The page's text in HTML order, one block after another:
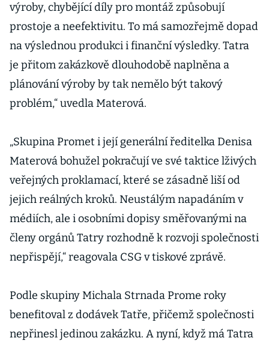
výroby, chybějící díly pro montáž způsobují
prostoje a neefektivitu. To má samozřejmě dopad
na výslednou produkci i finanční výsledky. Tatra
je přitom zakázkově dlouhodobě naplněna a
plánování výroby by tak nemělo být takový
problém,“ uvedla Materová.
„Skupina Promet i její generální ředitelka Denisa
Materová bohužel pokračují ve své taktice lživých
veřejných proklamací, které se zásadně liší od
jejich reálných kroků. Neustálým napadáním v
médiích, ale i osobními dopisy směřovanými na
členy orgánů Tatry rozhodně k rozvoji společnosti
nepřispějí,“ reagovala CSG v tiskové zprávě.
Podle skupiny Michala Strnada Prome roky
benefitoval z dodávek Tatře, přičemž společnosti
nepřinesl jedinou zakázku. A nyní, když má Tatra